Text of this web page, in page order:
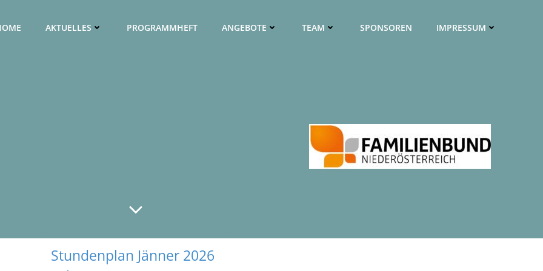
AKTUELLES PROGRAMMHEFT ANGEBOTE TEAM SPONSOREN IMPRESSUM
Stundenplan Jänner 2026